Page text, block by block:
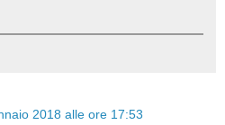
2018 alle ore 17:53